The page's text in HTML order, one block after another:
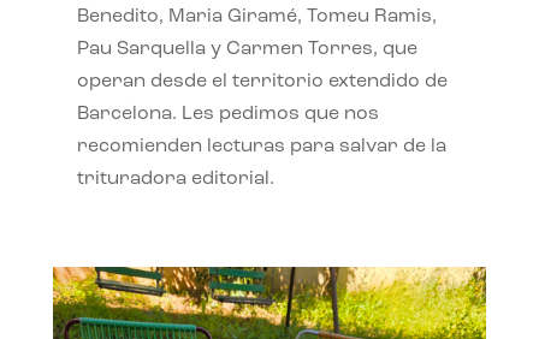
Benedito, Maria Giramé, Tomeu Ramis,
Pau Sarquella y Carmen Torres, que
operan desde el territorio extendido de
Barcelona. Les pedimos que nos
recomienden lecturas para salvar de la
trituradora editorial.